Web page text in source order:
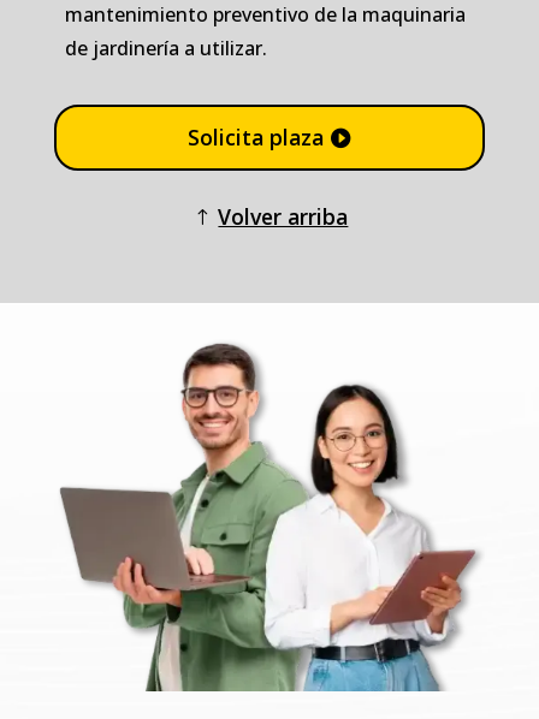
mantenimiento preventivo de la maquinaria
de jardinería a utilizar.
Solicita plaza
Volver arriba